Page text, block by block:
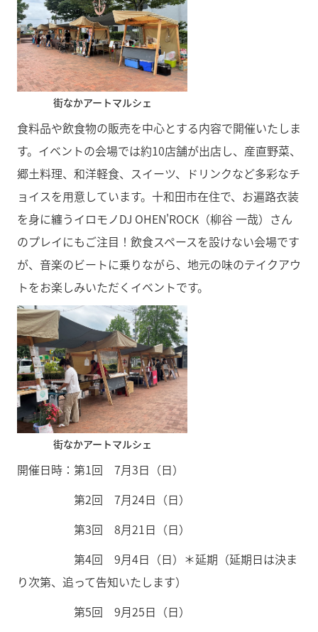
街なかアートマルシェ
食料品や飲食物の販売を中心とする内容で開催いたしま
す。イベントの会場では約10店舗が出店し、産直野菜、
郷土料理、和洋軽食、スイーツ、ドリンクなど多彩なチ
ョイスを用意しています。十和田市在住で、お遍路衣装
を身に纏うイロモノDJ OHEN'ROCK（柳谷 一哉）さん
のプレイにもご注目！飲食スペースを設けない会場です
が、音楽のビートに乗りながら、地元の味のテイクアウ
トをお楽しみいただくイベントです。
街なかアートマルシェ
開催日時：第1回 7月3日（日）
第2回 7月24日（日）
第3回 8月21日（日）
第4回 9月4日（日）＊延期（延期日は決ま
り次第、追って告知いたします）
第5回 9月25日（日）